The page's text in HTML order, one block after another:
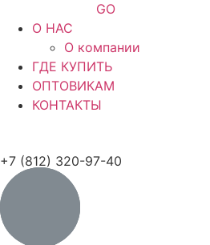
GO
O НАС
О компании
ГДЕ КУПИТЬ
ОПТОВИКАМ
КОНТАКТЫ
+7 (812) 320-97-40